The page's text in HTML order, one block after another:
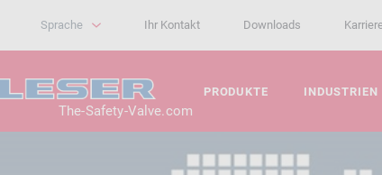
Ihr Kontakt Downloads
Sprache
The-Safety-Valve.com
PRODUKTE INDUSTRIEN